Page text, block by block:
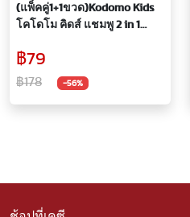
(แพ็คคู่1+1ขวด)Kodomo Kids
โคโดโม คิดส์ แชมพู 2 in 1
มล.
฿79
฿178 -56%